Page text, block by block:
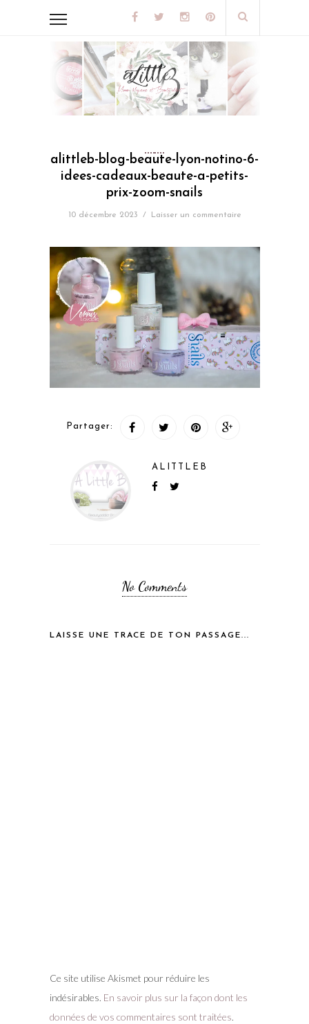
alittleb-blog-beaute-lyon-notino-6-
idees-cadeaux-beaute-a-petits-
prix-zoom-snails
10 décembre 2023 / Laisser un commentaire
Partager:
ALITTLEB
No Comments
LAISSE UNE TRACE DE TON PASSAGE...
Ce site utilise Akismet pour réduire les
indésirables. En savoir plus sur la façon dont les
données de vos commentaires sont traitées.